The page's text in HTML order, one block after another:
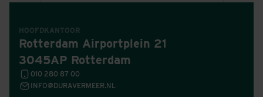
HOOFDKANTOOR
Rotterdam Airportplein 21
3045AP Rotterdam
010 280 87 00
INFO@DURAVERMEER.NL